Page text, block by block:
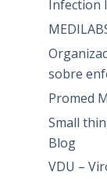
Infection
sobre
Promed
Small
Blog
VDU –